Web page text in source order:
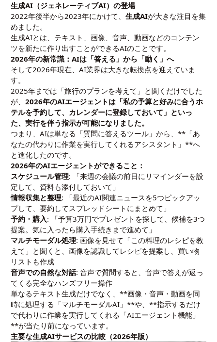
生成AI（ジェネレーティブAI）の登場
2022年後半から2023年にかけて、生成AIが大きな注目を集
めました。
生成AIとは、テキスト、画像、音声、動画などのコンテン
ツを新たに作り出すことができるAIのことです。
2026年の新常識：AIは「答える」から「動く」へ
そして2026年現在、AI業界は大きな転換点を迎えていま
す。
2025年までは「旅行のプランを考えて」と聞くだけでした
が、2026年のAIエージェントは「私の予算と好みに合うホ
テルを予約して、カレンダーに登録しておいて」といっ
た、実行を伴う指示が可能になりました。
つまり、AIは単なる「質問に答えるツール」から、**「あ
なたの代わりに作業を実行してくれるアシスタント」**へ
と進化したのです。
2026年のAIエージェントができること：
スケジュール管理: 「来週の会議の前日にリマインダーを設
定して、資料も添付しておいて」
情報収集と整理: 「最近のAI関連ニュースを5つピックアッ
プして、要約してスプレッドシートにまとめて」
予約・購入: 「予算3万円でプレゼントを探して、候補を3つ
提案。気に入ったら購入手続きまで進めて」
マルチモーダル処理: 画像を見せて「この料理のレシピを教
えて」と聞くと、画像を認識してレシピを提案し、買い物
リストも作成
音声での自然な対話: 音声で質問すると、音声で答えが返っ
てくる完全なハンズフリー操作
単なるテキスト生成だけでなく、**画像・音声・動画を同
時に処理する「マルチモーダルAI」**や、**指示するだけ
で代わりに作業を実行してくれる「AIエージェント機能」
**が当たり前になっています。
主要な生成AIサービスの比較（2026年版）